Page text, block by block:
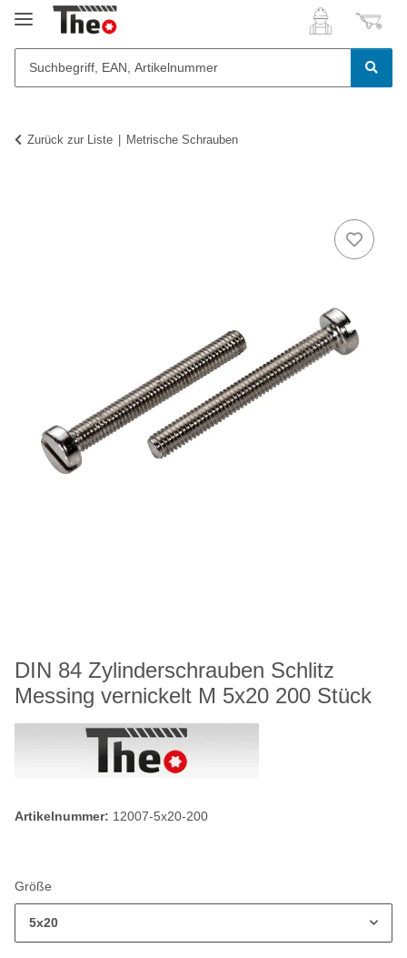
Zurück zur Liste Metrische Schrauben
DIN 84 Zylinderschrauben Schlitz
Messing vernickelt M 5x20 200 Stück
Artikelnummer: 12007-5x20-200
Größe
5x20